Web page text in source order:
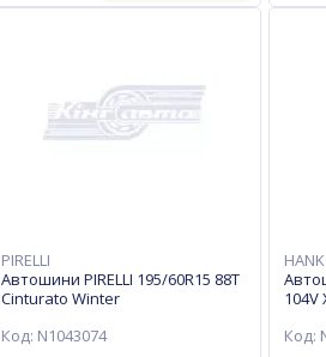
PIRELLI
Автошини PIRELLI 195/60R15 88T
Cinturato Winter
Код: N1043074
104V
Код: